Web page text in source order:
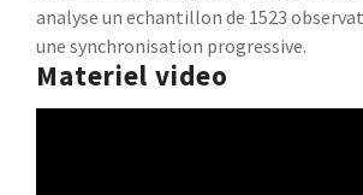
analyse un echantillon de 1523
une synchronisation progressive.
Materiel video